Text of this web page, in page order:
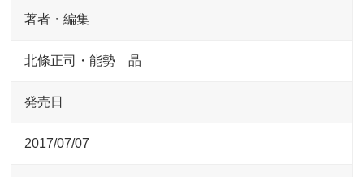
著者・編集
北條正司・能勢 晶
発売日
2017/07/07